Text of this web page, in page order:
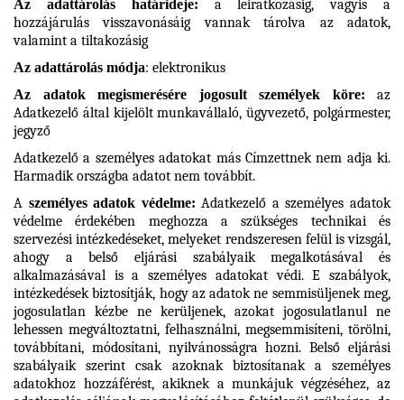
Az adattárolás határideje: a leiratkozásig, vagyis a
hozzájárulás visszavonásáig vannak tárolva az adatok,
valamint a tiltakozásig
Az adattárolás módja: elektronikus
Az adatok megismerésére jogosult személyek köre: az
Adatkezelő által kijelölt munkavállaló, ügyvezető, polgármester,
jegyző
Adatkezelő a személyes adatokat más Címzettnek nem adja ki.
Harmadik országba adatot nem továbbít.
A személyes adatok védelme: Adatkezelő a személyes adatok
védelme érdekében meghozza a szükséges technikai és
szervezési intézkedéseket, melyeket rendszeresen felül is vizsgál,
ahogy a belső eljárási szabályaik megalkotásával és
alkalmazásával is a személyes adatokat védi. E szabályok,
intézkedések biztosítják, hogy az adatok ne semmisüljenek meg,
jogosulatlan kézbe ne kerüljenek, azokat jogosulatlanul ne
lehessen megváltoztatni, felhasználni, megsemmisíteni, törölni,
továbbítani, módosítani, nyilvánosságra hozni. Belső eljárási
szabályaik szerint csak azoknak biztosítanak a személyes
adatokhoz hozzáférést, akiknek a munkájuk végzéséhez, az